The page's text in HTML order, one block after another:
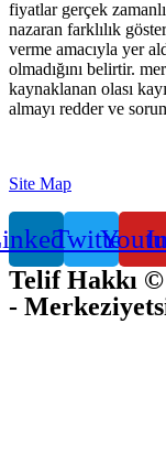
fiyatlar gerçek
nazaran farklılık
verme amacıyla yer
olmadığını belirtir.
kaynaklanan olası
almayı redder ve
Site Map
Twitter
Telif Hakkı ©
-